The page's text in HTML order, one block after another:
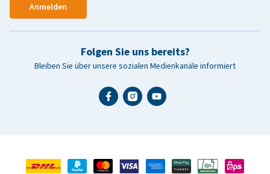
Anmelden
Folgen Sie uns bereits?
Bleiben Sie über unsere sozialen Medienkanäle informiert